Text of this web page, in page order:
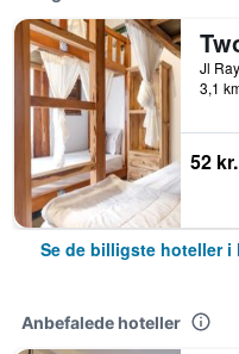
3,1
52 kr.
Se de billigste hoteller i
Anbefalede hoteller